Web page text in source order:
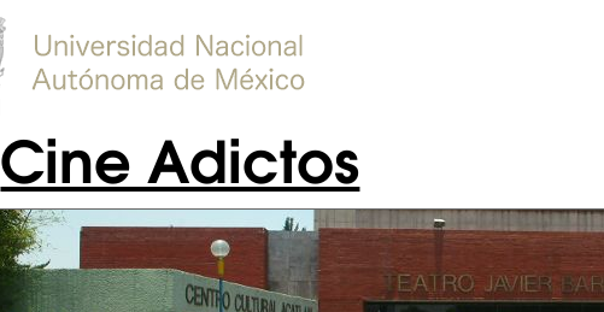
Cine Adictos